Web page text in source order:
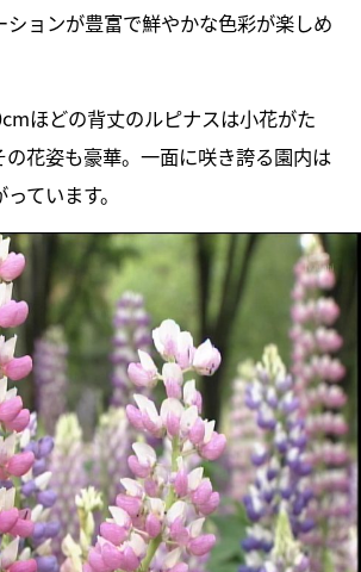
ションが豊富で鮮やかな色彩が楽しめ
ほどの背丈のルピナスは小花がた
の花姿も豪華。一面に咲き誇る園内は
ています。